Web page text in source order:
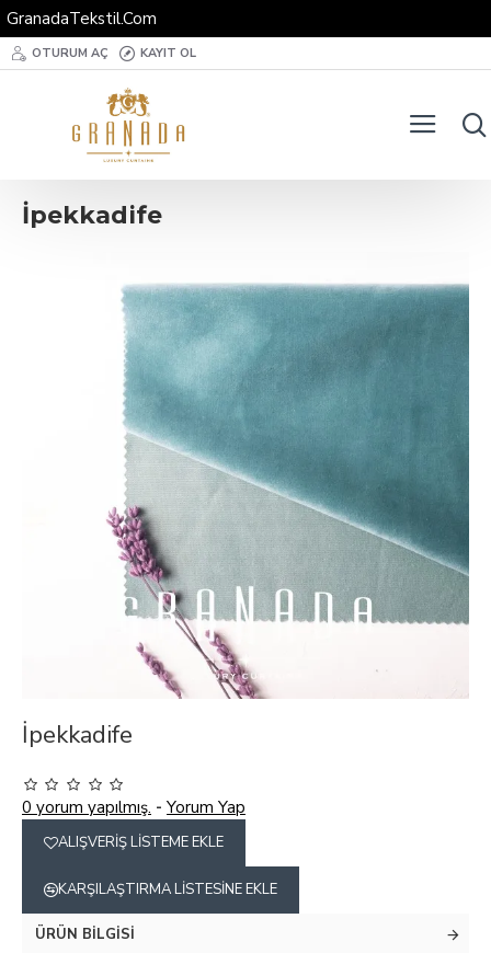
GranadaTekstil.Com
OTURUM AÇ KAYIT OL
İpekkadife
İpekkadife
0 yorum yapılmış. - Yorum Yap
ALIŞVERIŞ LISTEME EKLE
KARŞILAŞTIRMA LISTESINE EKLE
ÜRÜN BILGISI